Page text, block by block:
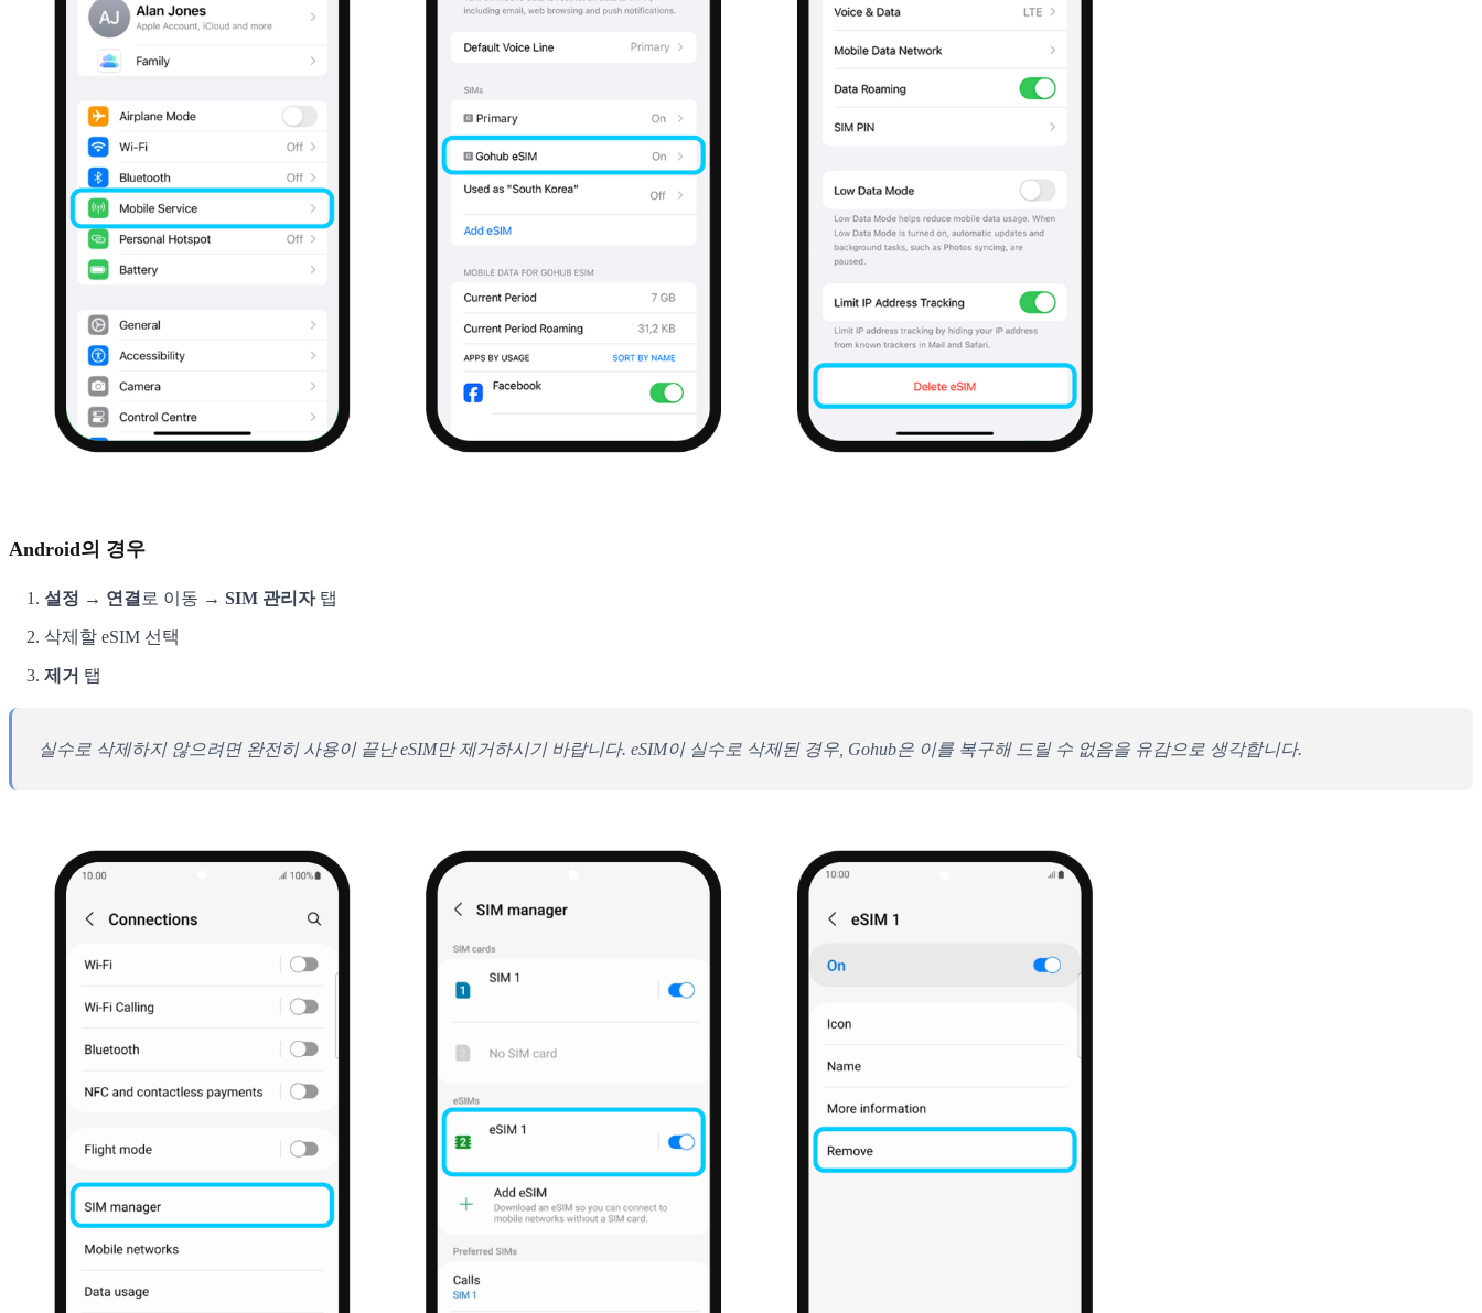
Android의 경우
설정 → 연결 로 이동 → SIM 관리자탭
삭제할 eSIM 선택
제거 탭
실수로 삭제하지 않으려면 완전히 사용이 끝난 eSIM만 제거하시기 바랍니다. eSIM이 실수로 삭제된 경우, Gohub은 이를 복구해 드릴 수 없음을 유감으로 생각합니다.